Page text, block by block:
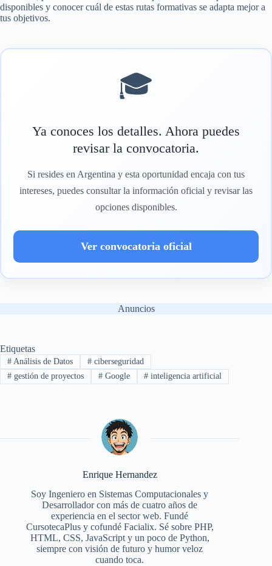
disponibles y conocer cuál de estas rutas formativas se adapta mejor a
tus objetivos.
🎓
Ya conoces los detalles. Ahora puedes
revisar la convocatoria.
Si resides en Argentina y esta oportunidad encaja con tus
intereses, puedes consultar la información oficial y revisar las
opciones disponibles.
Ver convocatoria oficial
Anuncios
Etiquetas
#Análisis de Datos #ciberseguridad
#gestión de proyectos #Google # inteligencia artificial
Enrique Hernandez
Soy Ingeniero en Sistemas Computacionales y
Desarrollador con más de cuatro años de
experiencia en el sector web. Fundé
CursotecaPlus y cofundé Facialix. Sé sobre PHP,
HTML, CSS, JavaScript y un poco de Python,
siempre con visión de futuro y humor veloz
cuando toca.